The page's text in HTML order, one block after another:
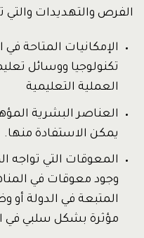
الفرص والتهديدات
الإمكانيات المتاحة
تكنولوجيا ووسائل
العملية التعليمية
العناصر البشرية
يمكن الاستفادة منها.
المعوقات التي تواجه
وجود معوقات في
المتبعة في الدولة
مؤثرة بشكل سلبي في